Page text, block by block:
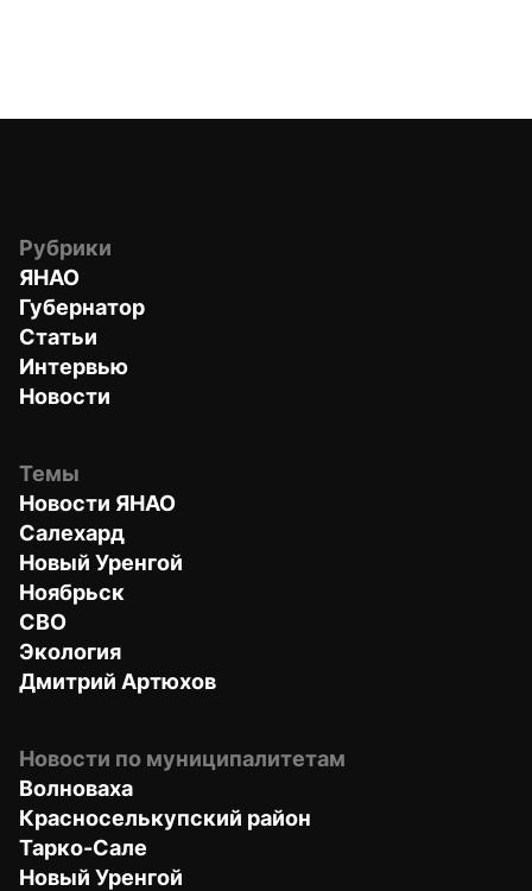
Рубрики
ЯНАО
Губернатор
Статьи
Интервью
Новости
Темы
Новости ЯНАО
Салехард
Новый Уренгой
Ноябрьск
СВО
Экология
Дмитрий Артюхов
Новости по муниципалитетам
Волноваха
Красноселькупский район
Тарко-Сале
Новый Уренгой